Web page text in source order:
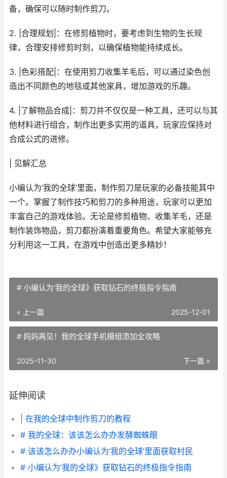
备，确保可以随时制作剪刀。
2. |合理规划|：在修剪植物时，要考虑到生物的生长规
律，合理安排修剪时刻，以确保植物能持续成长。
3. |色彩搭配|：在使用剪刀收集羊毛后，可以通过染色创
造出不同颜色的地毯或其他家具，增加游戏的乐趣。
4. |了解物品合成|：剪刀并不仅仅是一种工具，还可以与其
他材料进行组合，制作出更多实用的道具，玩家应保持对
合成公式的进修。
| 见解汇总
小编认为‘我的全球’里面，制作剪刀是玩家的必备技能其中
一个。掌握了制作技巧和剪刀的多种用途，玩家可以更加
丰富自己的游戏体验。无论是修剪植物、收集羊毛，还是
制作装饰物品，剪刀都扮演着重要角色。希望大家能够充
分利用这一工具，在游戏中创造出更多精妙！
# 小编认为‘我的全球》获取钻石的终极指令指南
« 上一篇 2025-12-01
# 妈妈再见！我的全球手机模组添加全攻略
下一篇 »
2025-11-30
延伸阅读
| 在我的全球中制作剪刀的教程
# 我的全球：该该怎么办办发酵蜘蛛眼
# 该该怎么办办小编认为‘我的全球’里面获取村民
# 小编认为‘我的全球》获取钻石的终极指令指南